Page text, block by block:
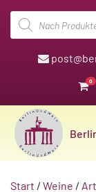
Products
search
0
Start / Weine /